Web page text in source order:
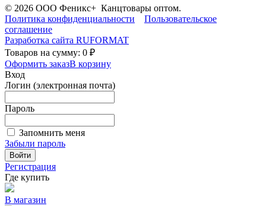
© 2026 ООО Феникс+ Канцтовары оптом.
Политика конфиденциальности
Пользовательское
соглашение
Разработка сайта RUFORMAT
Товаров на сумму: 0 ₽
Оформить заказВ корзину
Вход
Логин (электронная почта)
Пароль
Запомнить меня
Забыли пароль
Войти
Регистрация
Где купить
В магазин